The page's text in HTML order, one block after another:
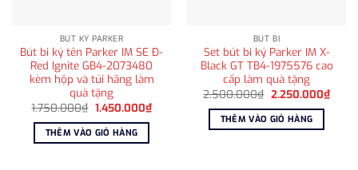
BÚT KÝ PARKER
Bút bi ký tên Parker IM SE Đ-
Red Ignite GB4-2073480
kèm hộp và túi hãng làm
quà tặng
1.750.000₫ Giá
là:
1.750.000₫.
1.450.000₫Giá
hiện
THÊM VÀO GIỎ HÀNG
BÚT BI
Set bút bi ký Parker IM X-
Black GT TB4-1975576 cao
cấp làm quà tặng
2.500.000₫ Giá
là:
2.500.000₫.
2.250.000₫Giá
hiện
THÊM VÀO GIỎ HÀNG